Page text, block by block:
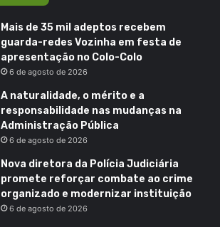
Mais de 35 mil adeptos recebem
guarda-redes Vozinha em festa de
apresentação no Colo-Colo
6 de agosto de 2026
A naturalidade, o mérito e a
responsabilidade nas mudanças na
Administração Pública
6 de agosto de 2026
Nova diretora da Polícia Judiciária
promete reforçar combate ao crime
organizado e modernizar instituição
6 de agosto de 2026